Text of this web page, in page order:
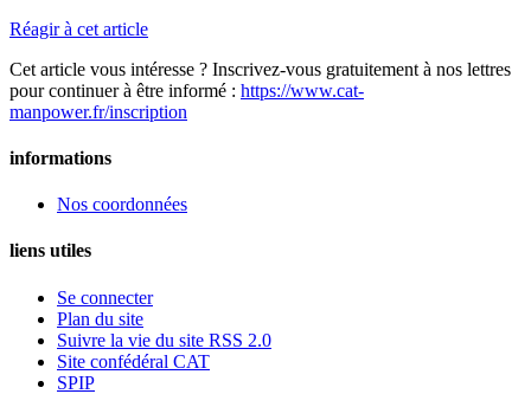
Réagir à cet article
Cet article vous intéresse ? Inscrivez-vous gratuitement à nos lettres
pour continuer à être informé : https://www.cat-
manpower.fr/inscription
informations
Nos coordonnées
liens utiles
Se connecter
Plan du site
Suivre la vie du site RSS 2.0
Site confédéral CAT
SPIP